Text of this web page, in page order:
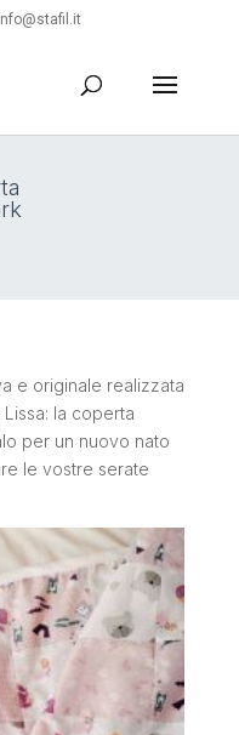
e originale realizzata
la coperta
per un nuovo nato
le vostre serate